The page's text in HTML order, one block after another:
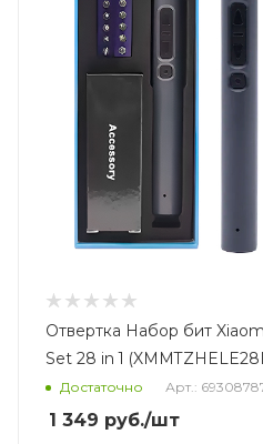
Отвертка Набор бит
Set 28 in 1
Достаточно Арт.:
1 349 руб./шт